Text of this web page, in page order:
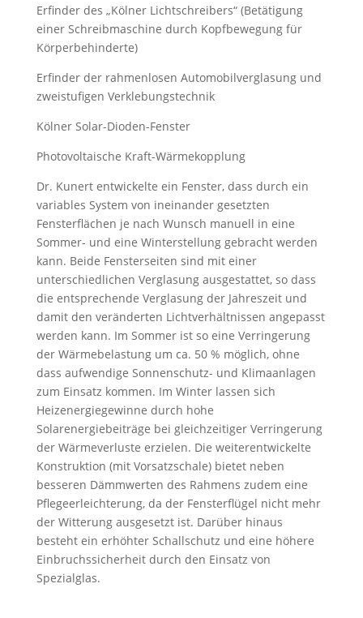
Erfinder des „Kölner Lichtschreibers“ (Betätigung
einer Schreibmaschine durch Kopfbewegung für
Körperbehinderte)
Erfinder der rahmenlosen Automobilverglasung und
zweistufigen Verklebungstechnik
Kölner Solar-Dioden-Fenster
Photovoltaische Kraft-Wärmekopplung
Dr. Kunert entwickelte ein Fenster, dass durch ein
variables System von ineinander gesetzten
Fensterflächen je nach Wunsch manuell in eine
Sommer- und eine Winterstellung gebracht werden
kann. Beide Fensterseiten sind mit einer
unterschiedlichen Verglasung ausgestattet, so dass
die entsprechende Verglasung der Jahreszeit und
damit den veränderten Lichtverhältnissen angepasst
werden kann. Im Sommer ist so eine Verringerung
der Wärmebelastung um ca. 50 % möglich, ohne
dass aufwendige Sonnenschutz- und Klimaanlagen
zum Einsatz kommen. Im Winter lassen sich
Heizenergiegewinne durch hohe
Solarenergiebeiträge bei gleichzeitiger Verringerung
der Wärmeverluste erzielen. Die weiterentwickelte
Konstruktion (mit Vorsatzschale) bietet neben
besseren Dämmwerten des Rahmens zudem eine
Pflegeerleichterung, da der Fensterflügel nicht mehr
der Witterung ausgesetzt ist. Darüber hinaus
besteht ein erhöhter Schallschutz und eine höhere
Einbruchssicherheit durch den Einsatz von
Spezialglas.